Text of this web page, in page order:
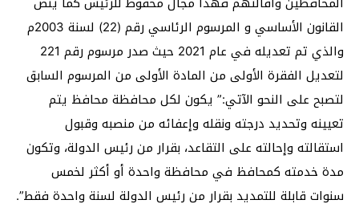
القانون الأساسي و المرسوم الرئاسي رقم (22) لسنة 2003م
والذي تم تعديله في عام 2021 حيث صدر مرسوم رقم 221
لتعديل الفقرة الأولى من المادة الأولى من المرسوم السابق
لتصبح على النحو الآتي:” يكون لكل محافظة محافظ يتم
تعيينه وتحديد درجته ونقله وإعفائه من منصبه وقبول
استقالته وإحالته على التقاعد، بقرار من رئيس الدولة، وتكون
مدة خدمته كمحافظ في محافظة واحدة أو أكثر لخمس
سنوات قابلة للتمديد بقرار من رئيس الدولة لسنة واحدة فقط”.